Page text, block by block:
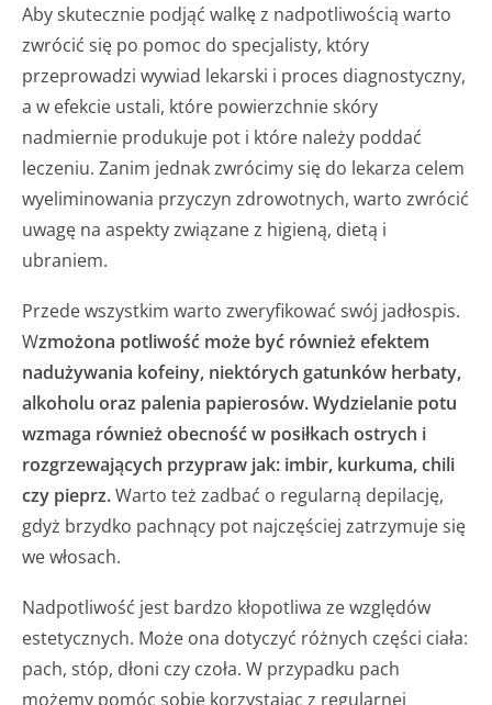
Aby skutecznie podjąć walkę z nadpotliwością warto
zwrócić się po pomoc do specjalisty, który
przeprowadzi wywiad lekarski i proces diagnostyczny,
a w efekcie ustali, które powierzchnie skóry
nadmiernie produkuje pot i które należy poddać
leczeniu. Zanim jednak zwrócimy się do lekarza celem
wyeliminowania przyczyn zdrowotnych, warto zwrócić
uwagę na aspekty związane z higieną, dietą i
ubraniem.
Przede wszystkim warto zweryfikować swój jadłospis.
Wzmożona potliwość może być również efektem
nadużywania kofeiny, niektórych gatunków herbaty,
alkoholu oraz palenia papierosów. Wydzielanie potu
wzmaga również obecność w posiłkach ostrych i
rozgrzewających przypraw jak: imbir, kurkuma, chili
czy pieprz.Warto też zadbać o regularną depilację,
gdyż brzydko pachnący pot najczęściej zatrzymuje się
we włosach.
Nadpotliwość jest bardzo kłopotliwa ze względów
estetycznych. Może ona dotyczyć różnych części ciała:
pach, stóp, dłoni czy czoła. W przypadku pach
możemy pomóc sobie korzystając z regularnej